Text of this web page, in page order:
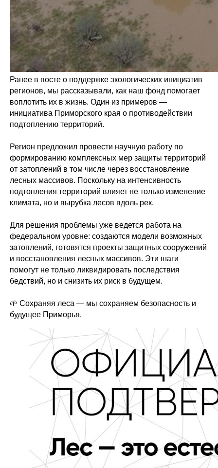
Ранее в посте о поддержке экологических инициатив
регионов, мы рассказывали, как наш фонд помогает
воплотить их в жизнь. Один из примеров —
инициатива Приморского края о противодействии
подтоплению территорий.
Регион предложил провести научную работу по
формированию комплексных мер защиты территорий
от затоплений в том числе через восстановление
лесных массивов. Поскольку на интенсивность
подтопления территорий влияет не только изменение
климата, но и вырубка лесов вдоль рек.
Для решения проблемы уже ведется работа на
федеральном уровне: создаются модели возможных
затоплений, готовятся проекты защитных сооружений
и восстановления лесных массивов. Эти шаги
помогут не только ликвидировать последствия
бедствий, но и снизить их риск в будущем.
🌱 Сохраняя леса — мы сохраняем безопасность и
будущее Приморья.